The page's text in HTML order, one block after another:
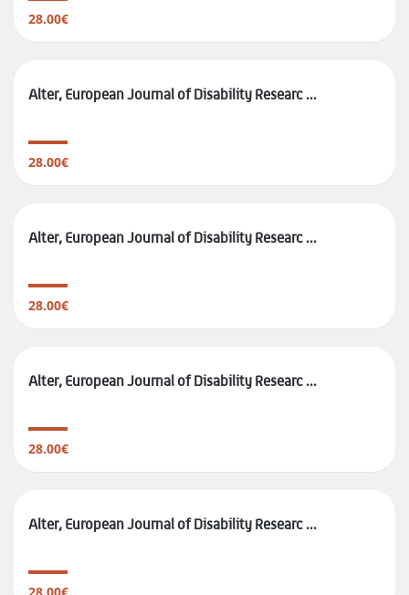
28.00€
Alter, European Journal of Disability Researc ...
28.00€
Alter, European Journal of Disability Researc ...
28.00€
Alter, European Journal of Disability Researc ...
28.00€
Alter, European Journal of Disability Researc ...